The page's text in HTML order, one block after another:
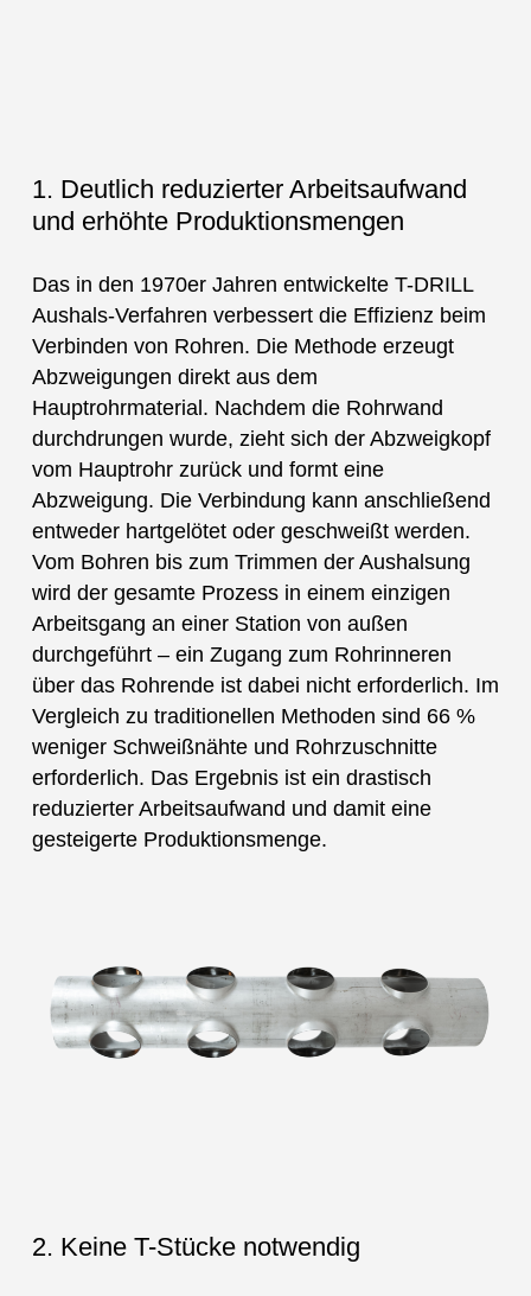
1. Deutlich reduzierter Arbeitsaufwand
und erhöhte Produktionsmengen
Das in den 1970er Jahren entwickelte T-DRILL
Aushals-Verfahren verbessert die Effizienz beim
Verbinden von Rohren. Die Methode erzeugt
Abzweigungen direkt aus dem
Hauptrohrmaterial. Nachdem die Rohrwand
durchdrungen wurde, zieht sich der Abzweigkopf
vom Hauptrohr zurück und formt eine
Abzweigung. Die Verbindung kann anschließend
entweder hartgelötet oder geschweißt werden.
Vom Bohren bis zum Trimmen der Aushalsung
wird der gesamte Prozess in einem einzigen
Arbeitsgang an einer Station von außen
durchgeführt – ein Zugang zum Rohrinneren
über das Rohrende ist dabei nicht erforderlich. Im
Vergleich zu traditionellen Methoden sind 66 %
weniger Schweißnähte und Rohrzuschnitte
erforderlich. Das Ergebnis ist ein drastisch
reduzierter Arbeitsaufwand und damit eine
gesteigerte Produktionsmenge.
2. Keine T-Stücke notwendig